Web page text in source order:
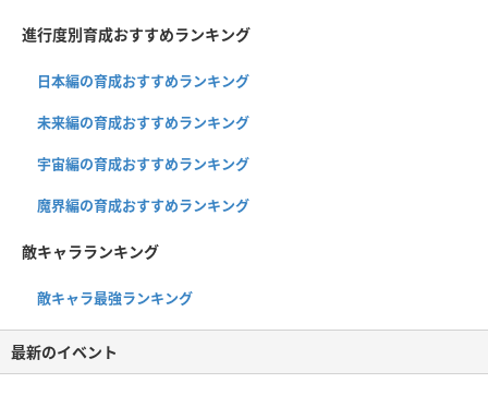
進行度別育成おすすめランキング
日本編の育成おすすめランキング
未来編の育成おすすめランキング
宇宙編の育成おすすめランキング
魔界編の育成おすすめランキング
敵キャラランキング
敵キャラ最強ランキング
最新のイベント